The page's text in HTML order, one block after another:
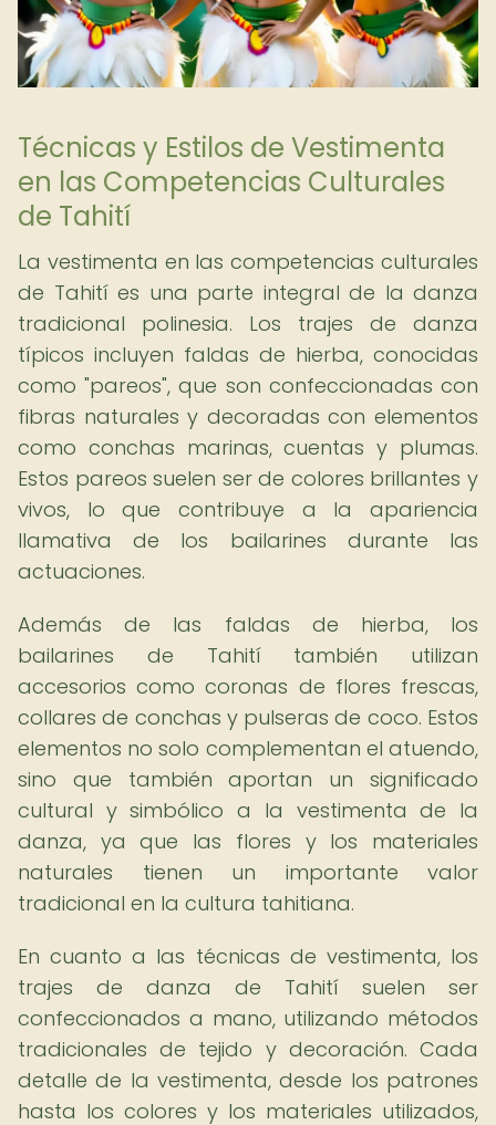
Técnicas y Estilos de Vestimenta
en las Competencias Culturales
de Tahití
La vestimenta en las competencias culturales
de Tahití es una parte integral de la danza
tradicional polinesia. Los trajes de danza
típicos incluyen faldas de hierba, conocidas
como "pareos", que son confeccionadas con
fibras naturales y decoradas con elementos
como conchas marinas, cuentas y plumas.
Estos pareos suelen ser de colores brillantes y
vivos, lo que contribuye a la apariencia
llamativa de los bailarines durante las
actuaciones.
Además de las faldas de hierba, los
bailarines de Tahití también utilizan
accesorios como coronas de flores frescas,
collares de conchas y pulseras de coco. Estos
elementos no solo complementan el atuendo,
sino que también aportan un significado
cultural y simbólico a la vestimenta de la
danza, ya que las flores y los materiales
naturales tienen un importante valor
tradicional en la cultura tahitiana.
En cuanto a las técnicas de vestimenta, los
trajes de danza de Tahití suelen ser
confeccionados a mano, utilizando métodos
tradicionales de tejido y decoración. Cada
detalle de la vestimenta, desde los patrones
hasta los colores y los materiales utilizados,